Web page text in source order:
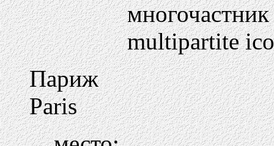
multipartite
Париж
Paris